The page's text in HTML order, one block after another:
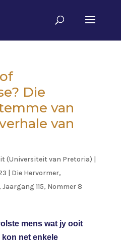
Die
van
van
(Universiteit van Pretoria) |
| Die Hervormer,
115, Nommer 8
mens wat jy ooit
kon net enkele